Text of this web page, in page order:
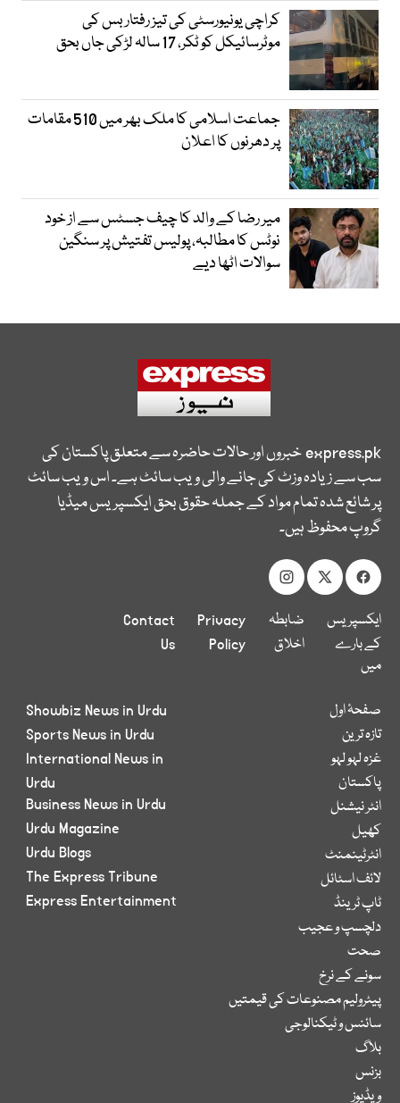
کراچی یونیورسٹی کی تیز رفتار بس کی
موٹرسائیکل کو ٹکر، 17 سالہ لڑکی جاں بحق
جماعت اسلامی کا ملک بھر میں 510 مقامات
پر دھرنوں کا اعلان
میر رضا کے والد کا چیف جسٹس سے از خود
نوٹس کا مطالبہ، پولیس تفتیش پر سنگین
سوالات اٹھا دیے
express.pkخبروں اور حالات حاضرہ سے متعلق پاکستان کی
سب سے زیادہ وزٹ کی جانے والی ویب سائٹ ہے۔ اس ویب سائٹ
پر شائع شدہ تمام مواد کے جملہ حقوق بحق ایکسپریس میڈیا
گروپ محفوظ ہیں۔
ایکسپریس
کے بارے
میں
ضابطہ
اخلاق
Privacy
Policy
Contact
Us
صفحۂ اول
تازہ ترین
غزہ لہو لہو
پاکستان
انٹر نیشنل
کھیل
انٹرٹینمنٹ
لائف اسٹائل
ٹاپ ٹرینڈ
دلچسپ و عجیب
صحت
سونے کے نرخ
پیٹرولیم مصنوعات کی قیمتیں
سائنس و ٹیکنالوجی
بلاگ
بزنس
ویڈیوز
Showbiz News in Urdu
Sports News in Urdu
International News in
Urdu
Business News in Urdu
Urdu Magazine
Urdu Blogs
The Express Tribune
Express Entertainment